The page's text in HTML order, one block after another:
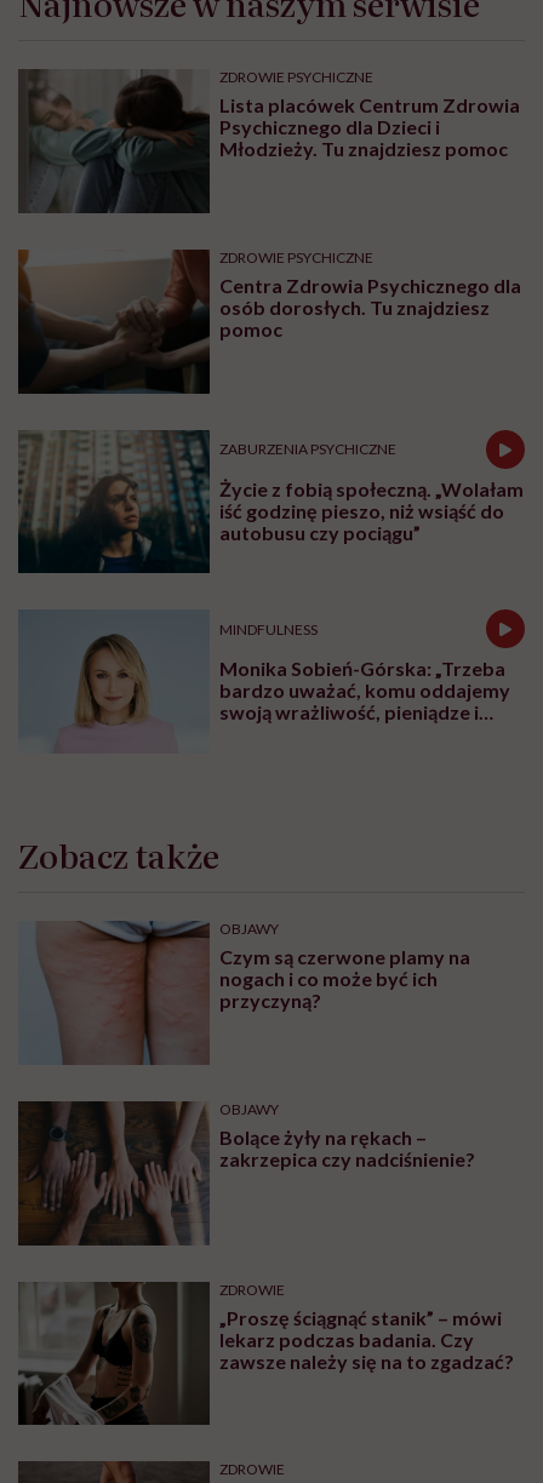
ZDROWIE PSYCHICZNE
Lista placówek Centrum Zdrowia
Psychicznego dla Dzieci i
Młodzieży. Tu znajdziesz pomoc
ZDROWIE PSYCHICZNE
Centra Zdrowia Psychicznego dla
osób dorosłych. Tu znajdziesz
pomoc
ZABURZENIA PSYCHICZNE
Życie z fobią społeczną. „Wolałam
iść godzinę pieszo, niż wsiąść do
autobusu czy pociągu”
MINDFULNESS
Monika Sobień-Górska: „Trzeba
bardzo uważać, komu oddajemy
swoją wrażliwość, pieniądze i
Zobacz także
OBJAWY
Czym są czerwone plamy na
nogach i co może być ich
przyczyną?
OBJAWY
Bolące żyły na rękach –
zakrzepica czy nadciśnienie?
ZDROWIE
„Proszę ściągnąć stanik” – mówi
lekarz podczas badania. Czy
zawsze należy się na to zgadzać?
ZDROWIE